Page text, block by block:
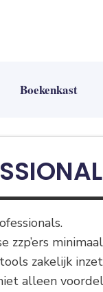
Boekenkast
zakelijk
alleen